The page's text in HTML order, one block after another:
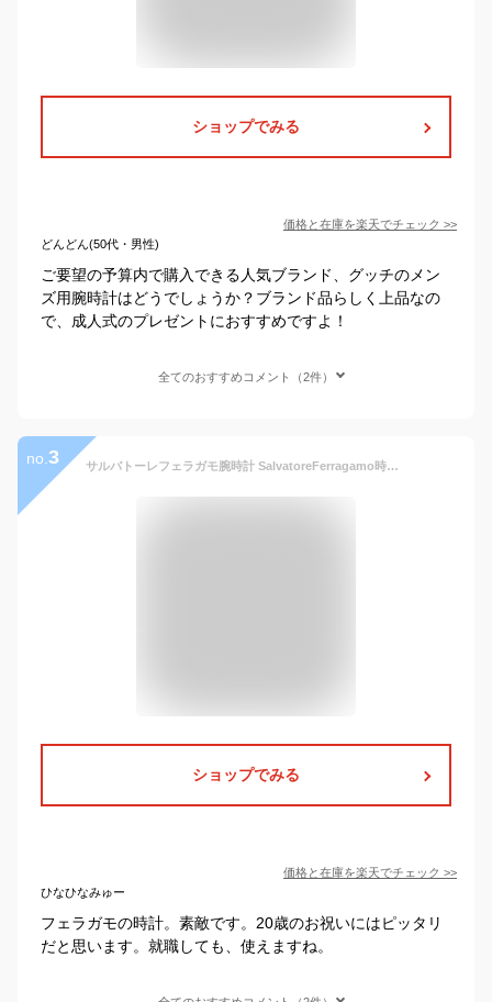
ショップでみる
価格と在庫を楽天でチェック >>
どんどん(50代・男性)
ご要望の予算内で購入できる人気ブランド、グッチのメン
ズ用腕時計はどうでしょうか？ブランド品らしく上品なの
で、成人式のプレゼントにおすすめですよ！
全てのおすすめコメント（2件）
no. 3 サルバトーレフェラガモ腕時計 SalvatoreFerragamo時計 Salvatore Ferragamo 腕時計 サルバトーレ フェラガモ 時計 メンズ ブラック FH1030017 [ お洒落 アナログ スイス製 エレガンス ラウンド ] 誕生日 新生活 プレゼント ギフト クリスマス 2022
ショップでみる
価格と在庫を楽天でチェック >>
ひなひなみゅー
フェラガモの時計。素敵です。20歳のお祝いにはピッタリ
だと思います。就職しても、使えますね。